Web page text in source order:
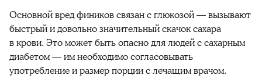
Основнойвред финиковсвязан с глюкозой — вызывают
быстрый и довольно значительный скачоксахара
вкрови. Это может быть опасно для людей с сахарным
диабетом — им необходимо согласовывать
употребление и размер порции с лечащим врачом.